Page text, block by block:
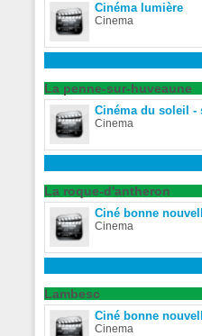
Cinéma lumière
Cinema
La penne-sur-huveaune
Cinéma du soleil -
Cinema
La roque-d'antheron
Ciné bonne
Cinema
Lambesc
Ciné bonne
Cinema